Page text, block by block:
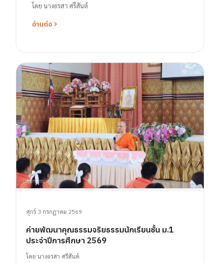
โดย นางอรสา ศรีสันต์
อ่านต่อ
ศุกร์ 3 กรกฎาคม 2569
ค่ายพัฒนาคุณธรรมจริยธรรมนักเรียนชั้น ม.1
ประจำปีการศึกษา 2569
โดย นางอรสา ศรีสันต์